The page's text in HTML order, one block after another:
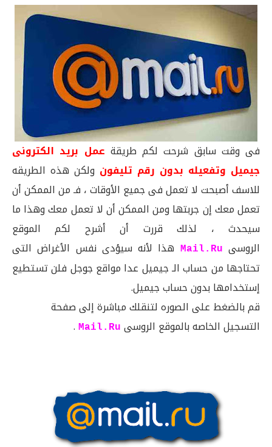
فى وقت سابق شرحت لكم طريقة عمل بريد الكترونى
جيميل وتفعيله بدون رقم تليفون ولكن هذه الطريقه
للاسف أصبحت لا تعمل فى جميع الأوقات ، فـ من الممكن أن
تعمل معك إن جربتها ومن الممكن أن لا تعمل معك وهذا ما
سيحدث ، لذلك قررت أن أشرح لكم الموقع
الروسى Mail.Ru
هذا لأنه سيؤدى نفس الأغراض التى
تحتاجها من حساب الـ جيميل عدا مواقع جوجل فلن تستطيع
إستخدامها بدون حساب جيميل.
قم بالضغط على الصوره لتنقلك مباشرة إلى صفحة
التسجيل الخاصه بالموقع الروسى Mail.Ru
.